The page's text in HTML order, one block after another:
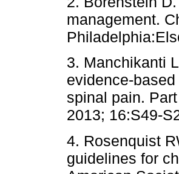
management.
3. Manchikanti
evidence-
spinal pain.
2013; 16:S49-
4. Rosenquist
guidelines for